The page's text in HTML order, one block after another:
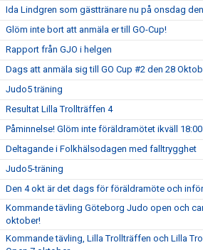
Ida Lindgren som gästtränare nu på onsdag
Glöm inte bort att anmäla er till GO-Cup!
Rapport från GJO i helgen
Dags att anmäla sig till GO Cup #2 den 28
Judo5 träning
Resultat Lilla Trollträffen 4
Påminnelse! Glöm inte föräldramötet ikväll 18:00
Deltagande i Folkhälsodagen med falltrygghet
Judo5-träning
Den 4 okt är det dags för föräldramöte och inför
Kommande tävling Göteborg Judo open och
oktober!
Kommande tävling, Lilla Trollträffen och Lilla